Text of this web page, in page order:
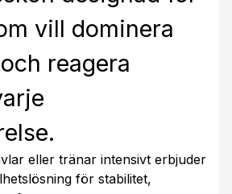
vill dominera
reagera
eller tränar intensivt erbjuder
för stabilitet,